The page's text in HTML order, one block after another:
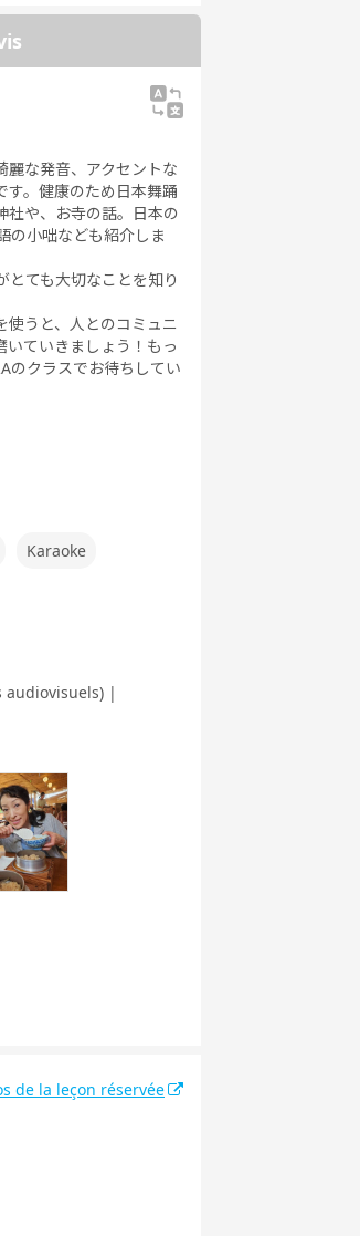
麗な発音、アクセントな
す。健康のため日本舞踊
社や、お寺の話。日本の
の小咄なども紹介しま
ても大切なことを知り
使うと、人とのコミュニ
ていきましょう！もっ
のクラスでお待ちしてい
Karaoke
|
de la leçon réservée